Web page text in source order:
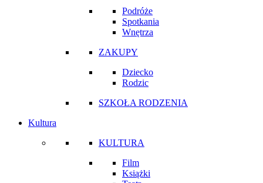
Podróże
Spotkania
Wnętrza
ZAKUPY
Dziecko
Rodzic
SZKOŁA RODZENIA
Kultura
KULTURA
Film
Książki